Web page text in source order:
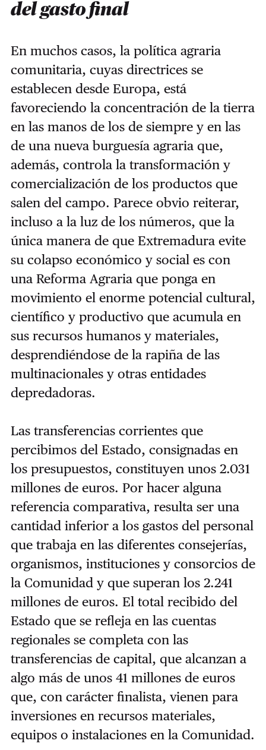
del gasto final
En muchos casos, la política agraria
comunitaria, cuyas directrices se
establecen desde Europa, está
favoreciendo la concentración de la tierra
en las manos de los de siempre y en las
de una nueva burguesía agraria que,
además, controla la transformación y
comercialización de los productos que
salen del campo. Parece obvio reiterar,
incluso a la luz de los números, que la
única manera de que Extremadura evite
su colapso económico y social es con
una Reforma Agraria que ponga en
movimiento el enorme potencial cultural,
científico y productivo que acumula en
sus recursos humanos y materiales,
desprendiéndose de la rapiña de las
multinacionales y otras entidades
depredadoras.
Las transferencias corrientes que
percibimos del Estado, consignadas en
los presupuestos, constituyen unos 2.031
millones de euros. Por hacer alguna
referencia comparativa, resulta ser una
cantidad inferior a los gastos del personal
que trabaja en las diferentes consejerías,
organismos, instituciones y consorcios de
la Comunidad y que superan los 2.241
millones de euros. El total recibido del
Estado que se refleja en las cuentas
regionales se completa con las
transferencias de capital, que alcanzan a
algo más de unos 41 millones de euros
que, con carácter finalista, vienen para
inversiones en recursos materiales,
equipos o instalaciones en la Comunidad.